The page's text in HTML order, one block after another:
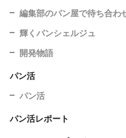
編集部のパン屋で待ち合わ
輝くパンシェルジュ
開発物語
パン活
パン活
パン活レポート